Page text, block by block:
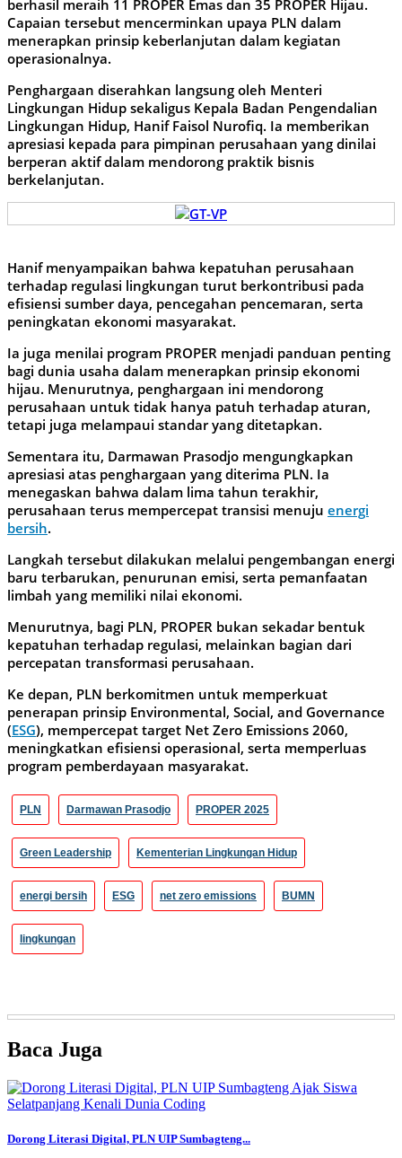
berhasil meraih 11 PROPER Emas dan 35 PROPER Hijau.
Capaian tersebut mencerminkan upaya PLN dalam
menerapkan prinsip keberlanjutan dalam kegiatan
operasionalnya.
Penghargaan diserahkan langsung oleh Menteri
Lingkungan Hidup sekaligus Kepala Badan Pengendalian
Lingkungan Hidup, Hanif Faisol Nurofiq. Ia memberikan
apresiasi kepada para pimpinan perusahaan yang dinilai
berperan aktif dalam mendorong praktik bisnis
berkelanjutan.
Hanif menyampaikan bahwa kepatuhan perusahaan
terhadap regulasi lingkungan turut berkontribusi pada
efisiensi sumber daya, pencegahan pencemaran, serta
peningkatan ekonomi masyarakat.
Ia juga menilai program PROPER menjadi panduan penting
bagi dunia usaha dalam menerapkan prinsip ekonomi
hijau. Menurutnya, penghargaan ini mendorong
perusahaan untuk tidak hanya patuh terhadap aturan,
tetapi juga melampaui standar yang ditetapkan.
Sementara itu, Darmawan Prasodjo mengungkapkan
apresiasi atas penghargaan yang diterima PLN. Ia
menegaskan bahwa dalam lima tahun terakhir,
perusahaan terus mempercepat transisi menuju energi
bersih.
Langkah tersebut dilakukan melalui pengembangan energi
baru terbarukan, penurunan emisi, serta pemanfaatan
limbah yang memiliki nilai ekonomi.
Menurutnya, bagi PLN, PROPER bukan sekadar bentuk
kepatuhan terhadap regulasi, melainkan bagian dari
percepatan transformasi perusahaan.
Ke depan, PLN berkomitmen untuk memperkuat
penerapan prinsip Environmental, Social, and Governance
(ESG), mempercepat target Net Zero Emissions 2060,
meningkatkan efisiensi operasional, serta memperluas
program pemberdayaan masyarakat.
PLN Darmawan Prasodjo PROPER 2025
Green Leadership Kementerian Lingkungan Hidup
energi bersih ESG net zero emissions BUMN
lingkungan
Baca Juga
Dorong Literasi Digital, PLN UIP Sumbagteng...